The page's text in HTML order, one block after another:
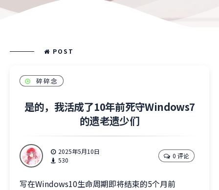
POST
碎碎念
是的，我活成了10年前死守Windows7
的遗老遗少们
2025年5月10日
530
0 评论
写在Windows10生命周期即将结束的5个月前